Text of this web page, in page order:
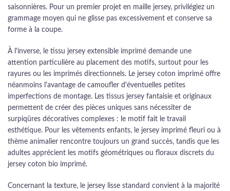
saisonnières. Pour un premier projet en maille jersey, privilégiez un
grammage moyen qui ne glisse pas excessivement et conserve sa
forme à la coupe.
À l'inverse, le tissu jersey extensible imprimé demande une
attention particulière au placement des motifs, surtout pour les
rayures ou les imprimés directionnels. Le jersey coton imprimé offre
néanmoins l'avantage de camoufler d'éventuelles petites
imperfections de montage. Les tissus jersey fantaisie et originaux
permettent de créer des pièces uniques sans nécessiter de
surpiqûres décoratives complexes : le motif fait le travail
esthétique. Pour les vêtements enfants, le jersey imprimé fleuri ou à
thème animalier rencontre toujours un grand succès, tandis que les
adultes apprécient les motifs géométriques ou floraux discrets du
jersey coton bio imprimé.
Concernant la texture, le jersey lisse standard convient à la majorité